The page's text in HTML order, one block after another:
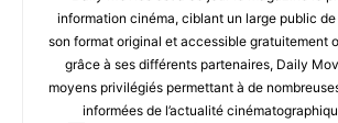
information cinéma, ciblant un large public de
son format original et accessible gratuitement
grâce à ses différents partenaires, Daily
moyens privilégiés permettant à de
informées de l’actualité